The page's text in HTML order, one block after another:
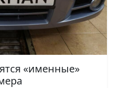
«именные»